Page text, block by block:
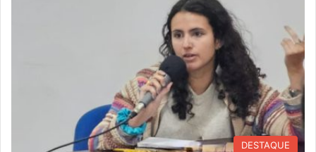
DESTAQUE